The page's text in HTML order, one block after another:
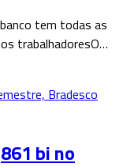
tem todas as
trabalhadoresO…
bi no